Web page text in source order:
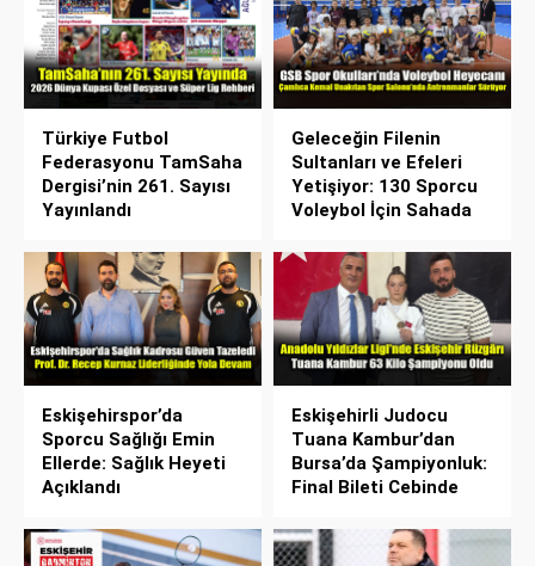
Türkiye Futbol
Federasyonu TamSaha
Dergisi’nin 261. Sayısı
Yayınlandı
Geleceğin Filenin
Sultanları ve Efeleri
Yetişiyor: 130 Sporcu
Voleybol İçin Sahada
Eskişehirspor’da
Sporcu Sağlığı Emin
Ellerde: Sağlık Heyeti
Açıklandı
Eskişehirli Judocu
Tuana Kambur’dan
Bursa’da Şampiyonluk:
Final Bileti Cebinde